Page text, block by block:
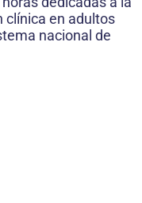
clínica en adultos
nacional de